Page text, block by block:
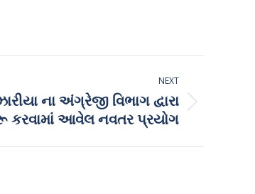
NEXT
ના અંગ્રેજી વિભાગ દ્વારા
કરવામાં આવેલ નવતર પ્રયોગ